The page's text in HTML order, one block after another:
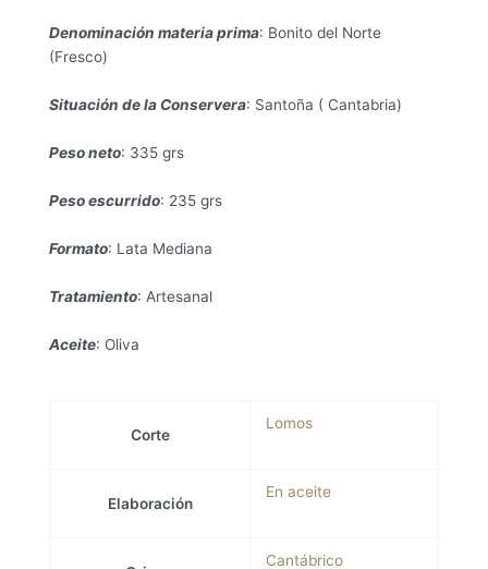
Denominación materia prima: Bonito del Norte
(Fresco)
Situación de la Conservera: Santoña ( Cantabria)
Peso neto: 335 grs
Peso escurrido: 235 grs
Formato: Lata Mediana
Tratamiento: Artesanal
Aceite: Oliva
Corte
Lomos
Elaboración
En aceite
Cantábrico